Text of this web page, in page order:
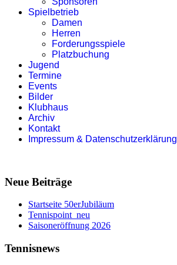
Spielbetrieb
Damen
Herren
Forderungsspiele
Platzbuchung
Jugend
Termine
Events
Bilder
Klubhaus
Archiv
Kontakt
Impressum & Datenschutzerklärung
Neue Beiträge
Startseite 50erJubiläum
Tennispoint_neu
Saisoneröffnung 2026
Tennisnews